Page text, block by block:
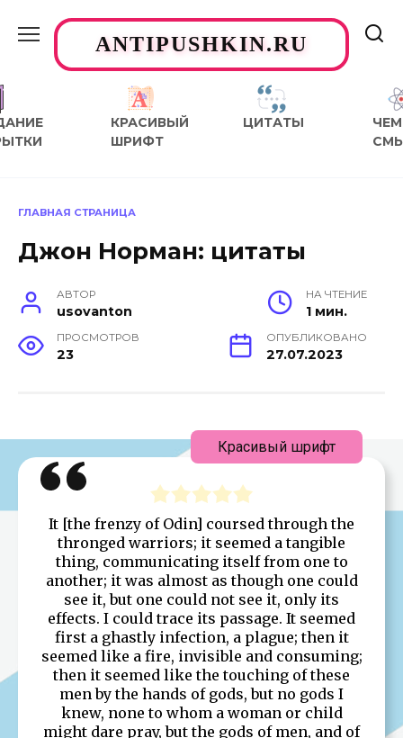
содержаниюANTIPUSHKIN.RU
КРАСИВЫЙ
ШРИФТ
ЦИТАТЫ
ЧЕМ
ГЛАВНАЯ СТРАНИЦА
Джон Норман: цитаты
АВТОР
usovanton
НА ЧТЕНИЕ
1 мин.
ПРОСМОТРОВ
23
ОПУБЛИКОВАНО
27.07.2023
It [the frenzy of Odin] coursed through the
thronged warriors; it seemed a tangible
thing, communicating itself from one to
another; it was almost as though one could
see it, but one could not see it, only its
effects. I could trace its passage. It seemed
first a ghastly infection, a plague; then it
seemed like a fire, invisible and consuming;
then it seemed like the touching of these
men by the hands of gods, but no gods I
knew, none to whom a woman or child
might dare pray, but the gods of men, and of
Красивый шрифт